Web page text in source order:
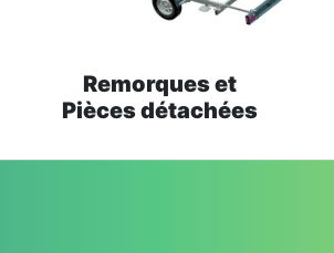
Remorques et
Pièces détachées